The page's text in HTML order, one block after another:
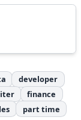
developer
finance
part time